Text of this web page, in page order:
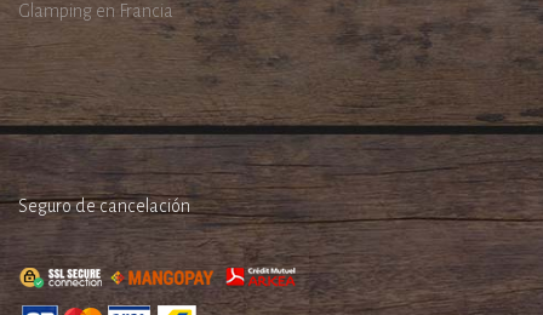
Glamping en Francia
Seguro de cancelación